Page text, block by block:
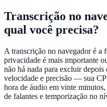
Transcrição no
qual você precisa?
A transcrição no navegador é a
privacidade é mais importante
não há nada para excluir
velocidade e precisão — sua
hora de áudio em vinte
de falantes e temporização no